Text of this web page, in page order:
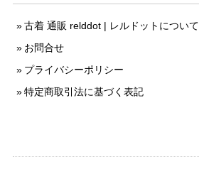
古着 通販 relddot | レルドットについて
お問合せ
プライバシーポリシー
特定商取引法に基づく表記